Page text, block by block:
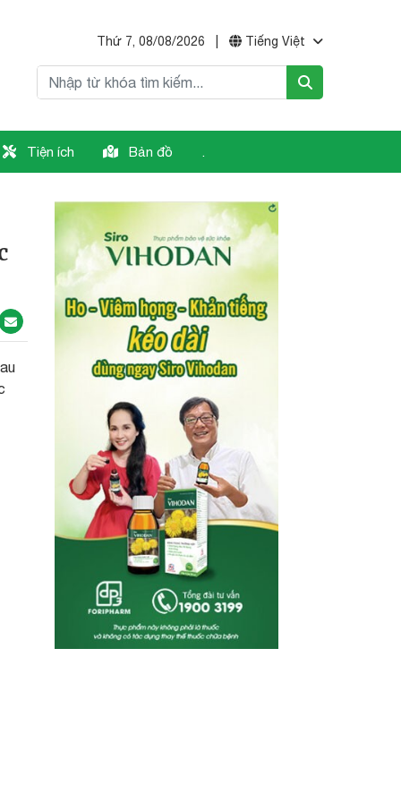
Thứ 7, 08/08/2026 Tiếng Việt
Tiện ích Bản đồ .